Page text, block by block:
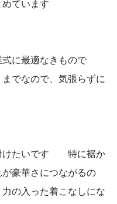
ています
に最適なきもので
でなので、気張らずに
けたいです 特に裾か
豪華さにつながるの
の入った着こなしにな